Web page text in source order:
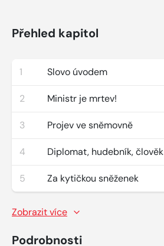
Přehled kapitol
1 Slovo úvodem
2 Ministr je mrtev!
3 Projev ve sněmovně
4 Diplomat, hudebník, člověk
5 Za kytičkou sněženek
Zobrazit více
Podrobnosti